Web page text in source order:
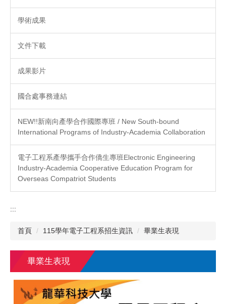
學術成果
文件下載
成果影片
國合處事務連結
NEW!!新南向產學合作國際專班 / New South-bound
International Programs of Industry-Academia Collaboration
電子工程系產學攜手合作僑生專班Electronic Engineering
Industry-Academia Cooperative Education Program for
Overseas Compatriot Students
:::
首頁 115學年電子工程系招生資訊 畢業生表現
畢業生表現